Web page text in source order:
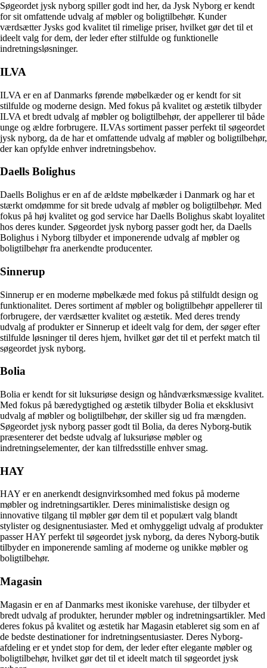
Søgeordet jysk nyborg spiller godt ind her, da Jysk Nyborg er kendt
for sit omfattende udvalg af møbler og boligtilbehør. Kunder
værdsætter Jysks god kvalitet til rimelige priser, hvilket gør det til et
ideelt valg for dem, der leder efter stilfulde og funktionelle
indretningsløsninger.
ILVA
ILVA er en af Danmarks førende møbelkæder og er kendt for sit
stilfulde og moderne design. Med fokus på kvalitet og æstetik tilbyder
ILVA et bredt udvalg af møbler og boligtilbehør, der appellerer til både
unge og ældre forbrugere. ILVAs sortiment passer perfekt til søgeordet
jysk nyborg, da de har et omfattende udvalg af møbler og boligtilbehør,
der kan opfylde enhver indretningsbehov.
Daells Bolighus
Daells Bolighus er en af de ældste møbelkæder i Danmark og har et
stærkt omdømme for sit brede udvalg af møbler og boligtilbehør. Med
fokus på høj kvalitet og god service har Daells Bolighus skabt loyalitet
hos deres kunder. Søgeordet jysk nyborg passer godt her, da Daells
Bolighus i Nyborg tilbyder et imponerende udvalg af møbler og
boligtilbehør fra anerkendte producenter.
Sinnerup
Sinnerup er en moderne møbelkæde med fokus på stilfuldt design og
funktionalitet. Deres sortiment af møbler og boligtilbehør appellerer til
forbrugere, der værdsætter kvalitet og æstetik. Med deres trendy
udvalg af produkter er Sinnerup et ideelt valg for dem, der søger efter
stilfulde løsninger til deres hjem, hvilket gør det til et perfekt match til
søgeordet jysk nyborg.
Bolia
Bolia er kendt for sit luksuriøse design og håndværksmæssige kvalitet.
Med fokus på bæredygtighed og æstetik tilbyder Bolia et eksklusivt
udvalg af møbler og boligtilbehør, der skiller sig ud fra mængden.
Søgeordet jysk nyborg passer godt til Bolia, da deres Nyborg-butik
præsenterer det bedste udvalg af luksuriøse møbler og
indretningselementer, der kan tilfredsstille enhver smag.
HAY
HAY er en anerkendt designvirksomhed med fokus på moderne
møbler og indretningsartikler. Deres minimalistiske design og
innovative tilgang til møbler gør dem til et populært valg blandt
stylister og designentusiaster. Med et omhyggeligt udvalg af produkter
passer HAY perfekt til søgeordet jysk nyborg, da deres Nyborg-butik
tilbyder en imponerende samling af moderne og unikke møbler og
boligtilbehør.
Magasin
Magasin er en af Danmarks mest ikoniske varehuse, der tilbyder et
bredt udvalg af produkter, herunder møbler og indretningsartikler. Med
deres fokus på kvalitet og æstetik har Magasin etableret sig som en af
de bedste destinationer for indretningsentusiaster. Deres Nyborg-
afdeling er et yndet stop for dem, der leder efter elegante møbler og
boligtilbehør, hvilket gør det til et ideelt match til søgeordet jysk